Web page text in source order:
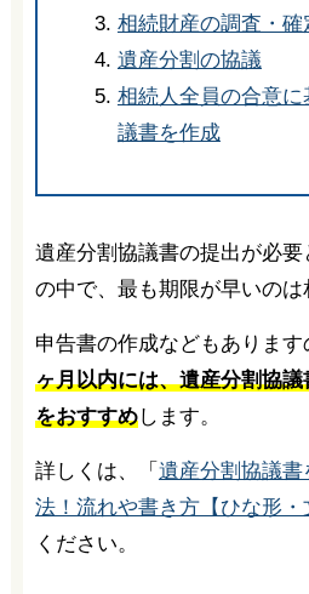
相続財産の調査・確
遺産分割の協議
相続人全員の合意
議書を作成
遺産分割協議書の提出が必要
の中で、最も期限が早いのは
申告書の作成などもあります
ヶ月以内には、遺産分割協
をおすすめします。
詳しくは、「 遺産分割協議
法！流れや書き方【ひな形・
ください。